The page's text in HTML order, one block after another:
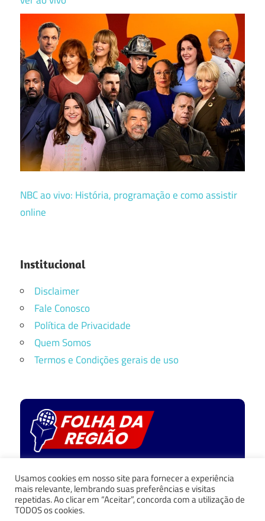
NBC ao vivo: História, programação e como assistir
online
Institucional
Disclaimer
Fale Conosco
Política de Privacidade
Quem Somos
Termos e Condições gerais de uso
Fale Conosco
Quem Somos
Termos e Condições
Usamos cookies em nosso site para fornecer a experiência
mais relevante, lembrando suas preferências e visitas
repetidas. Ao clicar em “Aceitar”, concorda com a utilização de
TODOS os cookies.